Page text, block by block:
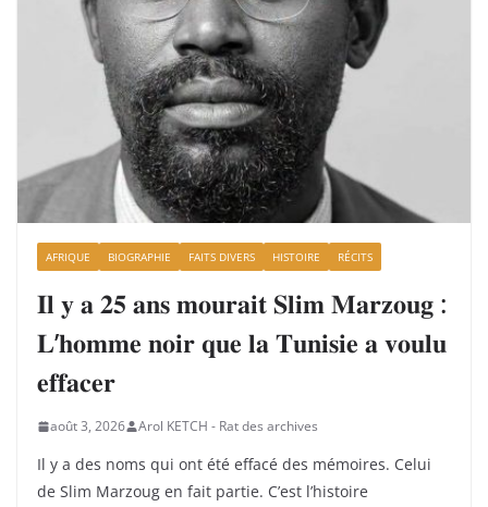
AFRIQUE BIOGRAPHIE FAITS DIVERS HISTOIRE RÉCITS
𝐈𝐥 𝐲 𝐚 𝟐𝟓 𝐚𝐧𝐬 𝐦𝐨𝐮𝐫𝐚𝐢𝐭 𝐒𝐥𝐢𝐦 𝐌𝐚𝐫𝐳𝐨𝐮𝐠 :
𝐋’𝐡𝐨𝐦𝐦𝐞 𝐧𝐨𝐢𝐫 𝐪𝐮𝐞 𝐥𝐚 𝐓𝐮𝐧𝐢𝐬𝐢𝐞 𝐚 𝐯𝐨𝐮𝐥𝐮
𝐞𝐟𝐟𝐚𝐜𝐞𝐫
août 3, 2026 Arol KETCH - Rat des archives
Il y a des noms qui ont été effacé des mémoires. Celui
de Slim Marzoug en fait partie. C’est l’histoire